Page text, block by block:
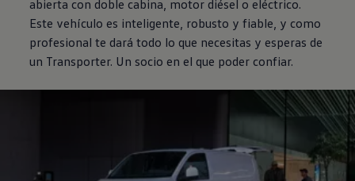
abierta con doble cabina, motor diésel o eléctrico.
Este vehículo es inteligente, robusto y fiable, y como
profesional te dará todo lo que necesitas y esperas de
un Transporter. Un socio en el que poder confiar.